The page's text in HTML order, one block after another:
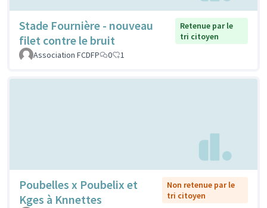
Stade Fournière - nouveau
filet contre le bruit
Retenue par le
tri citoyen
Association FCDFP
0 1
Poubelles x Poubelix et
Kges à Knnettes
Non retenue par le
tri citoyen